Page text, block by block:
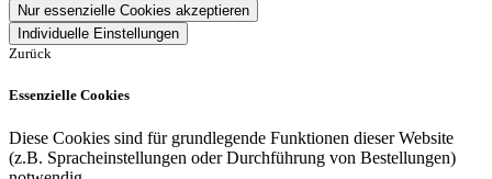
Nur essenzielle Cookies akzeptieren
Individuelle Einstellungen
Zurück
Essenzielle Cookies
Diese Cookies sind für grundlegende Funktionen dieser Website
(z.B. Spracheinstellungen oder Durchführung von Bestellungen)